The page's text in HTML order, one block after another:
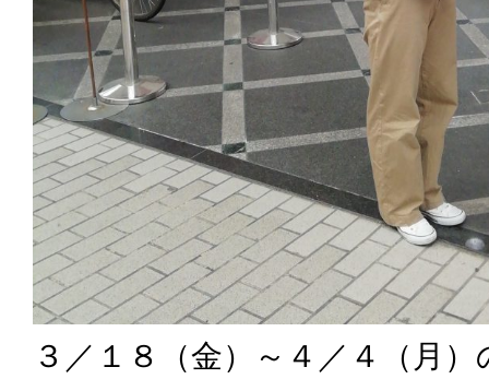
３／１８（金）～４／４（月）